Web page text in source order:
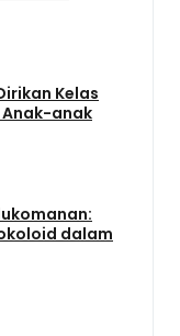
Kelas
Anak-anak
dalam